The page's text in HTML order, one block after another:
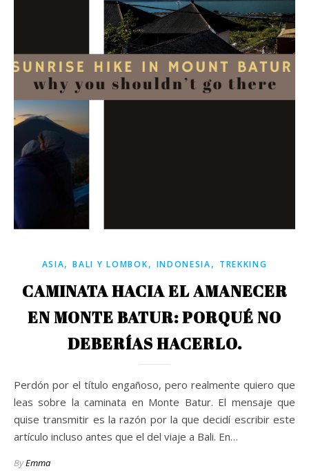
ASIA,BALI Y LOMBOK, INDONESIA, TREKKING
CAMINATA HACIA EL AMANECER
EN MONTE BATUR: PORQUÉ NO
DEBERÍAS HACERLO.
Perdón por el título engañoso, pero realmente quiero que
leas sobre la caminata en Monte Batur. El mensaje que
quise transmitir es la razón por la que decidí escribir este
artículo incluso antes que el del viaje a Bali. En…
ByEmma